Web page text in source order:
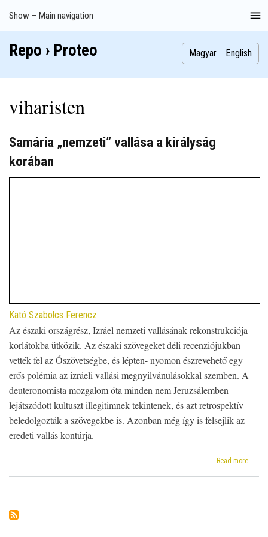
Main
navigation
Show — Main navigation
Index
Publications
Theses
Images
Contributors
Repo › Proteo Magyar English
viharisten
Samária „nemzeti” vallása a királyság
korában
Kató Szabolcs Ferencz
Az északi országrész, Izráel nemzeti vallásának rekonstrukciója
korlátokba ütközik. Az északi szövegeket déli recenziójukban
vették fel az Ószövetségbe, és lépten- nyomon észrevehető egy
erős polémia az izráeli vallási megnyilvánulásokkal szemben. A
deuteronomista mozgalom óta minden nem Jeruzsálemben
lejátszódott kultuszt illegitimnek tekintenek, és azt retrospektív
beledolgozták a szövegekbe is. Azonban még így is felsejlik az
eredeti vallás kontúrja.
Read moreabout